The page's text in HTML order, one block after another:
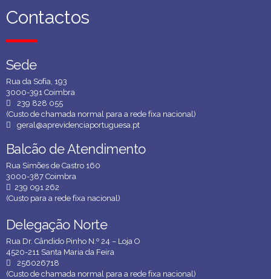
Contactos
Contactos
Sede
Sede
Rua da Sofia, 193
3000-391 Coimbra
239 828 055
(Custo de chamada normal para a rede fixa nacional)
geral@aprevidenciaportuguesa.pt
Balcão de Atendimento
Balcão de Atendimento
Rua Simões de Castro 160
3000-387 Coimbra
239 091 262
(Custo para a rede fixa nacional)
Delegação Norte
Delegação Norte
Rua Dr. Cândido Pinho N.º 24 – Loja O
4520-211 Santa Maria da Feira
256026718
(Custo de chamada normal para a rede fixa nacional)